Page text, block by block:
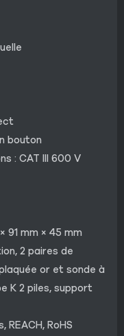
bouton
: CAT III 600 V
91 mm × 45 mm
2 paires de
or et sonde à
K 2 piles, support
RoHS